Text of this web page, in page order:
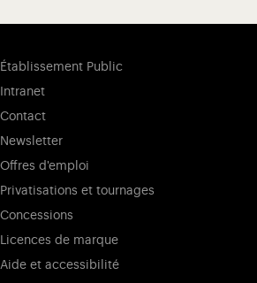
Établissement Public
Intranet
Contact
Newsletter
Offres d'emploi
Privatisations et tournages
Concessions
Licences de marque
Aide et accessibilité